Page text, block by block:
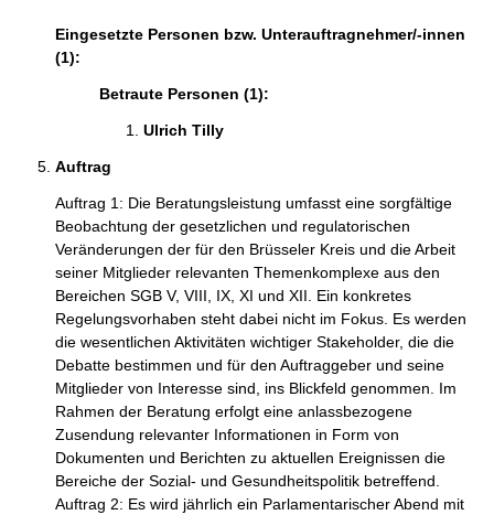
Eingesetzte Personen bzw. Unterauftragnehmer/-innen
(1):
Betraute Personen (1):
Ulrich Tilly
Auftrag
Auftrag 1: Die Beratungsleistung umfasst eine sorgfältige
Beobachtung der gesetzlichen und regulatorischen
Veränderungen der für den Brüsseler Kreis und die Arbeit
seiner Mitglieder relevanten Themenkomplexe aus den
Bereichen SGB V, VIII, IX, XI und XII. Ein konkretes
Regelungsvorhaben steht dabei nicht im Fokus. Es werden
die wesentlichen Aktivitäten wichtiger Stakeholder, die die
Debatte bestimmen und für den Auftraggeber und seine
Mitglieder von Interesse sind, ins Blickfeld genommen. Im
Rahmen der Beratung erfolgt eine anlassbezogene
Zusendung relevanter Informationen in Form von
Dokumenten und Berichten zu aktuellen Ereignissen die
Bereiche der Sozial- und Gesundheitspolitik betreffend.
Auftrag 2: Es wird jährlich ein Parlamentarischer Abend mit